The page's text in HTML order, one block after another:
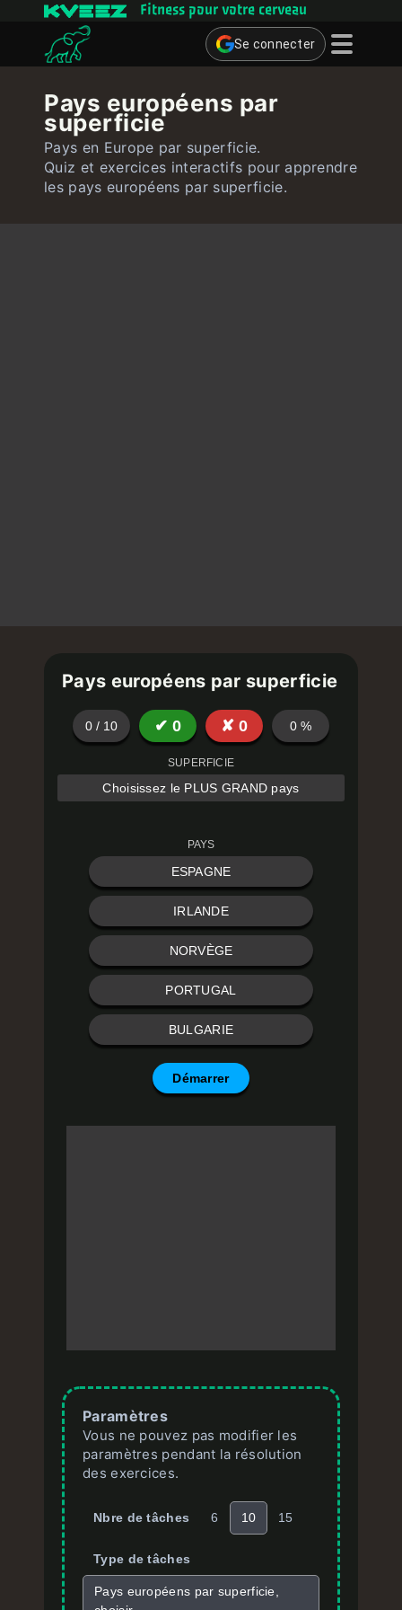
Fitness pour votre cerveau
Se connecter
Quiz
Utilisateur
Contact
Pays européens par
superficie
Pays en Europe par superficie.
Quiz et exercices interactifs pour apprendre
les pays européens par superficie.
Pays européens par superficie
0 / 10 ✔ 0 ✘ 0 0 %
SUPERFICIE
Choisissez le PLUS GRAND pays
PAYS
ESPAGNE
IRLANDE
NORVÈGE
PORTUGAL
BULGARIE
Démarrer
Paramètres
Vous ne pouvez pas modifier les
paramètres pendant la résolution
des exercices.
Nbre de tâches 6 10 15
Type de tâches
Pays européens par superficie,